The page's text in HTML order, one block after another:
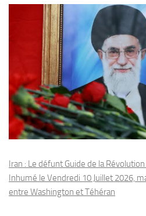
Iran : Le défunt Guide de la
Inhumé le Vendredi 10 Juillet 2026,
entre Washington et Téhéran